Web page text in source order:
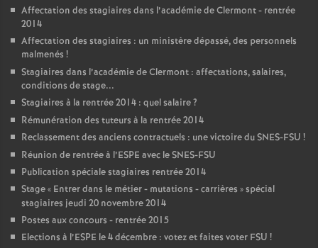
Affectation des stagiaires dans l’académie de Clermont - rentrée
2014
Affectation des stagiaires : un ministère dépassé, des personnels
malmenés !
Stagiaires dans l’académie de Clermont : affectations, salaires,
conditions de stage...
Stagiaires à la rentrée 2014 : quel salaire?
Rémunération des tuteurs à la rentrée 2014
Reclassement des anciens contractuels : une victoire du SNES-FSU !
Réunion de rentrée à l’ESPE avec le SNES-FSU
Publication spéciale stagiaires rentrée 2014
Stage « Entrer dans le métier - mutations - carrières » spécial
stagiaires jeudi 20 novembre 2014
Postes aux concours - rentrée 2015
Elections à l’ESPE le 4 décembre : votez et faites voter FSU !